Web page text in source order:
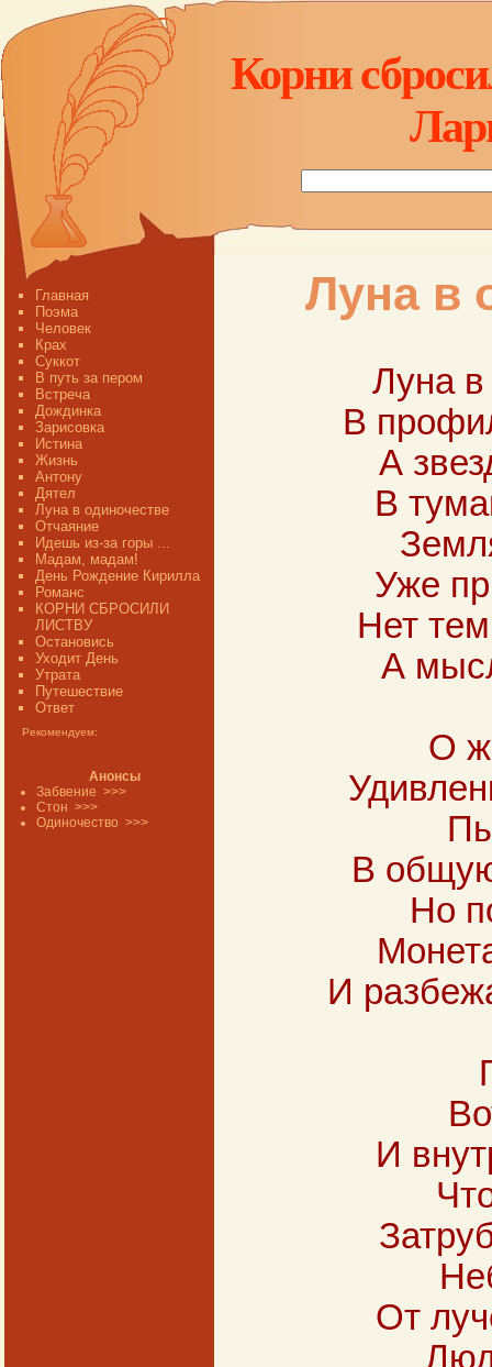
Корни
Главная
Поэма
Человек
Крах
Суккот
В путь за пером
Встреча
Дождинка
Зарисовка
Истина
Жизнь
Антону
Дятел
Луна в одиночестве
Отчаяние
Идешь из-за горы ...
Мадам, мадам!
День Рождение Кирилла
Романс
КОРНИ СБРОСИЛИ
ЛИСТВУ
Остановись
Уходит День
Утрата
Путешествие
Ответ
Рекомендуем:
Анонсы
Забвение >>>
Стон >>>
Одиночество >>>
Луна в
Луна в
В
А
В
Уже
Нет
А
О
В
Но
И
И
От